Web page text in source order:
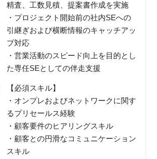
精査、工数見積、提案書作成を実施
・プロジェクト開始前の社内SEへの
引継ぎおよび横断情報のキャッチアッ
プ対応
・営業活動のスピード向上を目的とし
た専任SEとしての伴走支援
【必須スキル】
・オンプレおよびネットワークに関す
るプリセールス経験
・顧客要件のヒアリングスキル
・顧客との円滑なコミュニケーション
スキル